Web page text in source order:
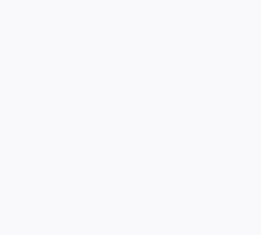
モデル・データ分析
するシステムの更な
チームの人材採用